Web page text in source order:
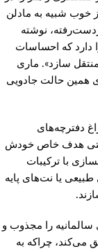
خوب شبیه به مادلن
نوشته
دارد که احساسات
منتقل سازد». ماری
همین حالت جادویی
دفترچه‌های
هدف خاص خودش
با ترکیبات
یا نت‌های پایه
را مجذوب و
می‌کند، چراکه به